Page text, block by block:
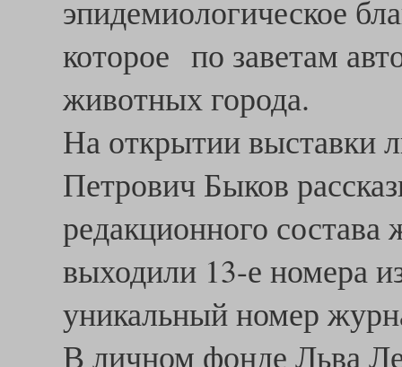
эпидемиологическое
которое по заветам
животных города.
На открытии выставки
Петрович Быков
редакционного
выходили 13-е номера
уникальный номер
В личном фонде Льва